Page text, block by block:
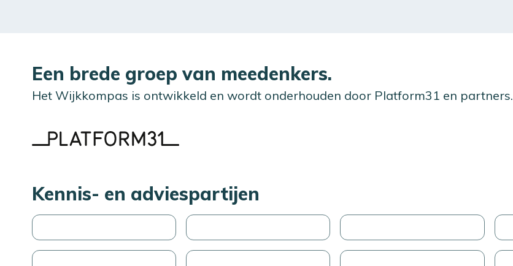
Een brede groep van meedenkers.
Het Wijkkompas is ontwikkeld en wordt onderhouden door Platform31 en partners.
Kennis- en adviespartijen